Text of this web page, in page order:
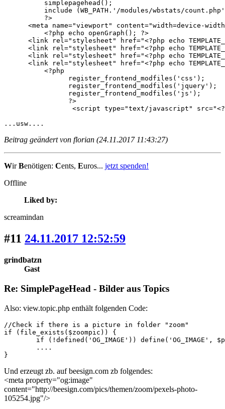
<meta name="viewport" content="width=device-
<link rel="stylesheet" href="<?php echo
<link rel="stylesheet" href="<?php echo
<link rel="stylesheet" href="<?php echo
<link rel="stylesheet" href="<?php echo
...usw....
Beitrag geändert von florian (24.11.2017 11:43:27)
WirBenötigen: Cents, Euros... jetzt spenden!
Offline
Liked by:
screamindan
#11 24.11.2017 12:52:59
grindbatzn
Gast
Re: SimplePageHead - Bilder aus Topics
Also: view.topic.php enthält folgenden Code:
//Check if there is a picture in folder "zoom"
if (file_exists($zoompic)) {
}
Und erzeugt zb. auf beesign.com zb folgendes:
<meta property="og:image"
content="http://beesign.com/pics/themen/zoom/pexels-photo-
105254.jpg"/>